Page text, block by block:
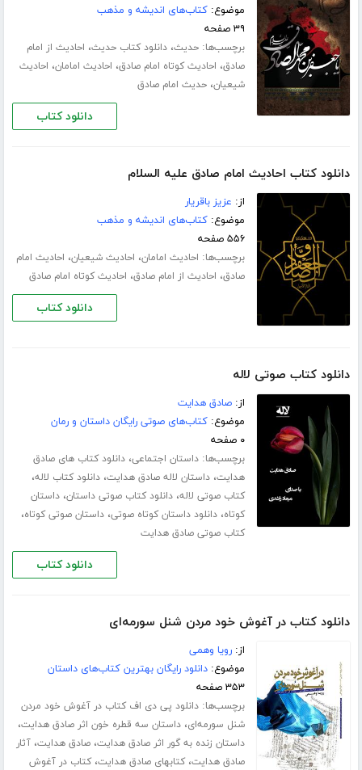
موضوع:کتاب‌های اندیشه و مذهب
۳۹ صفحه
برچسب‌ها:حدیث،دانلود کتاب حدیث، احادیث از امام
صادق، احادیث کوتاه امام صادق، احادیث امامان، احادیث
شیعیان،حدیث امام صادق
دانلود کتاب
دانلود کتاب احادیث امام صادق علیه السلام
از: عزیز باقریار
موضوع:کتاب‌های اندیشه و مذهب
۵۵۶ صفحه
برچسب‌ها: احادیث امامان، احادیث شیعیان، احادیث امام
صادق، احادیث از امام صادق، احادیث کوتاه امام صادق
دانلود کتاب
دانلود کتاب صوتی لاله
از:صادق هدایت
موضوع:کتاب‌های صوتی رایگان داستان و رمان
۰ صفحه
برچسب‌ها:داستان اجتماعی،دانلود کتاب های صادق
هدایت،داستان لاله صادق هدایت،دانلود کتاب لاله،
کتاب صوتی لاله،دانلود کتاب صوتی داستان،داستان
کوتاه،دانلود داستان کوتاه صوتی،داستان صوتی کوتاه،
کتاب صوتی صادق هدایت
دانلود کتاب
دانلود کتاب در آغوش خود مردن شنل سورمه‌ای
از:رویا وهمی
موضوع:دانلود رایگان بهترین کتاب‌های داستان
۳۵۳ صفحه
برچسب‌ها:دانلود پی دی اف کتاب در آغوش خود مردن
شنل سورمه‌ای،داستان سه قطره خون اثر صادق هدایت،
داستان زنده به گور اثر صادق هدایت،صادق هدایت،آثار
صادق هدایت،کتابهای صادق هدایت،کتاب در آغوش